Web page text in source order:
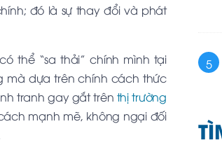
đó là sự thay đổi và phát
thể “sa thải” chính mình tại
mà dựa trên chính cách thức
tranh gay gắt trên thị trường
mạnh mẽ, không ngại đối
5